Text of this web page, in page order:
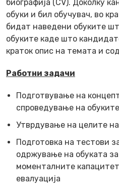
биографија (CV). Доколку
обуки и бил обучувач, во
бидат наведени обуките
обуките каде што
краток опис на темата и
Работни задачи
Подготвување на
спроведување на обуките
Утврдување на целите
Подготовка на тестови
одржување на обуката
моменталните
евалуација